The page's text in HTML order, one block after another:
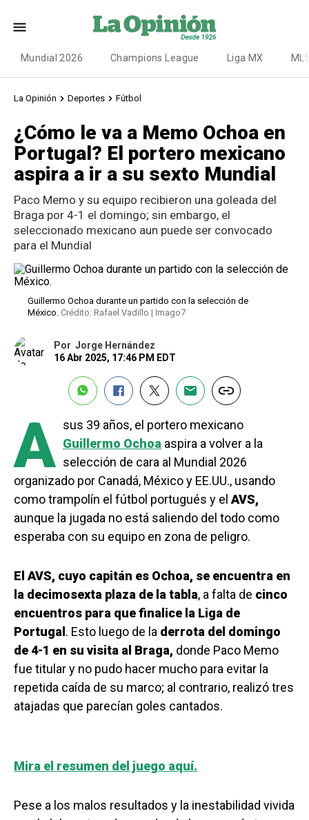
Mundial 2026 Champions League Liga MX
La Opinión Deportes Fútbol
¿Cómo le va a Memo Ochoa en
Portugal? El portero mexicano
aspira a ir a su sexto Mundial
Paco Memo y su equipo recibieron una goleada del
Braga por 4-1 el domingo; sin embargo, el
seleccionado mexicano aun puede ser convocado
para el Mundial
Guillermo Ochoa durante un partido con la selección de
México. Crédito: Rafael Vadillo | Imago7
Por Jorge Hernández
16 Abr 2025, 17:46 PM EDT
A sus 39 años, el portero mexicano
Guillermo Ochoa aspira a volver a la
selección de cara al Mundial 2026
organizado por Canadá, México y EE.UU., usando
como trampolín el fútbol portugués y el AVS,
aunque la jugada no está saliendo del todo como
esperaba con su equipo en zona de peligro.
El AVS, cuyo capitán es Ochoa, se encuentra en
la decimosexta plaza de la tabla, a falta de cinco
encuentros para que finalice la Liga de
Portugal . Esto luego de la derrota del domingo
de 4-1 en su visita al Braga, donde Paco Memo
fue titular y no pudo hacer mucho para evitar la
repetida caída de su marco; al contrario, realizó tres
atajadas que parecían goles cantados.
Mira el resumen del juego aquí.
Pese a los malos resultados y la inestabilidad vivida